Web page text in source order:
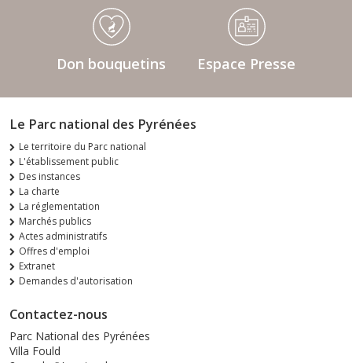
Don bouquetins Espace Presse
Le Parc national des Pyrénées
Le territoire du Parc national
L'établissement public
Des instances
La charte
La réglementation
Marchés publics
Actes administratifs
Offres d'emploi
Extranet
Demandes d'autorisation
Contactez-nous
Parc National des Pyrénées
Villa Fould